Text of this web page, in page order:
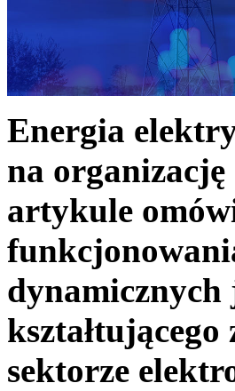
Energia
na
artykule
dynamicznych
sektorze